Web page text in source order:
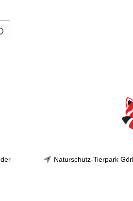
Naturschutz-Tierpark